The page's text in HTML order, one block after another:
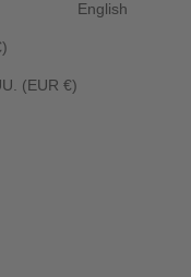
(EUR €)
English